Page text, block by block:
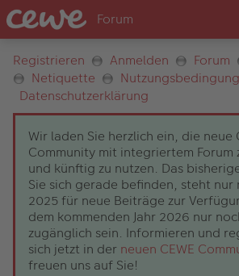
Registrieren Anmelden Forum
Netiquette
Datenschutzerklärung
Wir laden Sie herzlich ein, die neue
Community mit integriertem Forum
und künftig zu nutzen. Das
Sie sich gerade befinden, steht nur
2025 für neue Beiträge zur
dem kommenden Jahr 2026 nur
zugänglich sein. Informieren und
sich jetzt in der neuen CEWE
freuen uns auf Sie!